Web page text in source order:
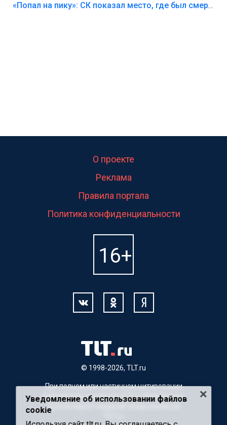
Лезть через такой забор,верх безумия,есть же
«Попал на пику»: СК показал место, где был смертельно травмирован ребенок в Тольятти
© 1998-2026, TLT.ru
О проекте
Реклама
Правила портала
Политика конфиденциальности
При полном или частичном цитировании
материалов, ссылка на TLT.ru обязательна.
Для Интернет-изданий гиперссылка на
Уведомление об использовании файлов
cookie